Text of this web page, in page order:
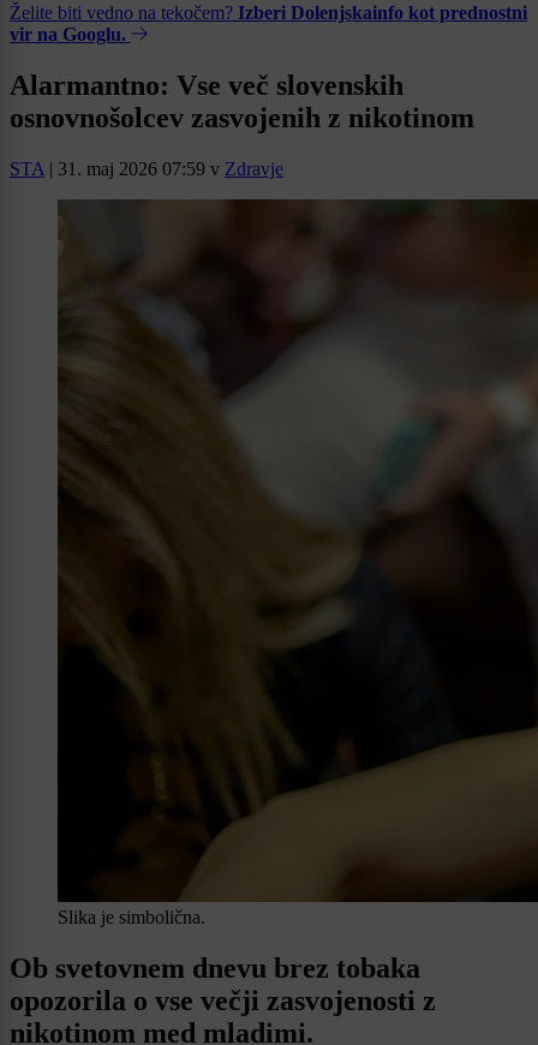
Želite biti vedno na tekočem? Izberi Dolenjskainfo kot prednostni
vir na Googlu.
Alarmantno: Vse več slovenskih
osnovnošolcev zasvojenih z nikotinom
STA | 31. maj 2026 07:59 v Zdravje
Slika je simbolična.
Ob svetovnem dnevu brez tobaka
opozorila o vse večji zasvojenosti z
nikotinom med mladimi.